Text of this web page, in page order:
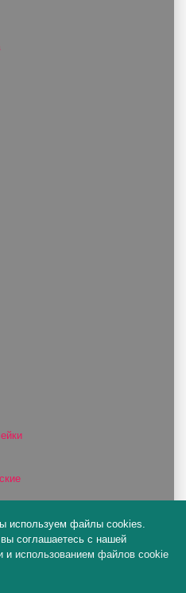
используем файлы cookies.
соглашаетесь с нашей
и использованием файлов cookie